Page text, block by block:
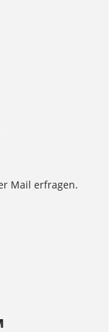
Mail erfragen.